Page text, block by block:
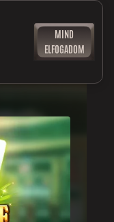
MIND
ELFOGADOM